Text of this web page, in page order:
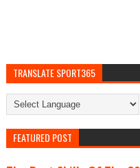
TRANSLATE SPORT365
FEATURED POST